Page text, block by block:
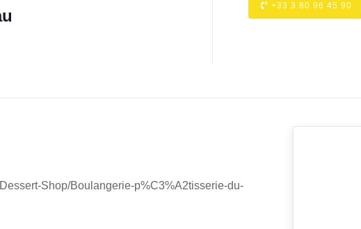
+33 3 80 96 45 90
Shop/Boulangerie-p%C3%A2tisserie-du-